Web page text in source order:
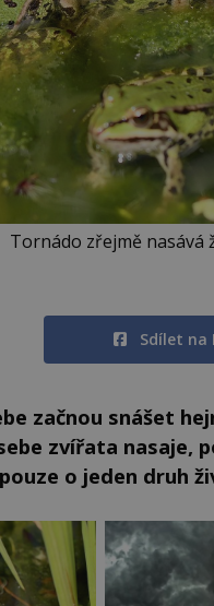
Tornádo zřejmě nasává
Sdílet na
začnou snášet
zvířata nasaje,
o jeden druh